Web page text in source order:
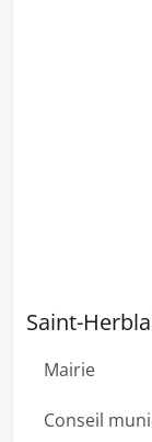
Saint-
Mairie
Conseil